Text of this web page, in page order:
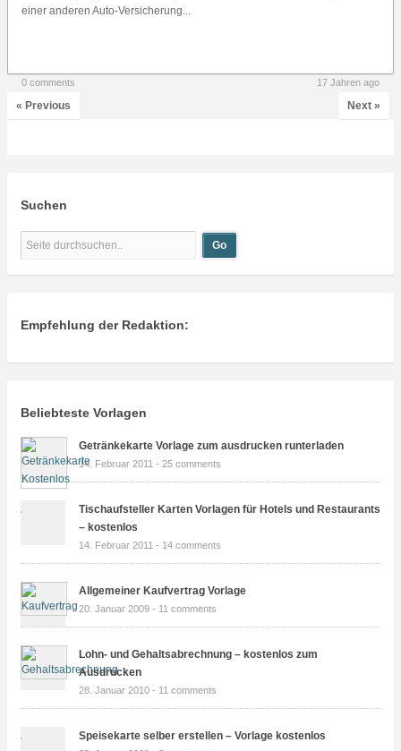
einer anderen Auto-Versicherung...
0 comments 17 Jahren ago
« Previous Next »
Suchen
Empfehlung der Redaktion:
Beliebteste Vorlagen
Getränkekarte Vorlage zum ausdrucken runterladen
14. Februar 2011 - 25 comments
Tischaufsteller Karten Vorlagen für Hotels und Restaurants
– kostenlos
14. Februar 2011 - 14 comments
Allgemeiner Kaufvertrag Vorlage
20. Januar 2009 - 11 comments
Lohn- und Gehaltsabrechnung – kostenlos zum
Ausdrucken
28. Januar 2010 - 11 comments
Speisekarte selber erstellen – Vorlage kostenlos